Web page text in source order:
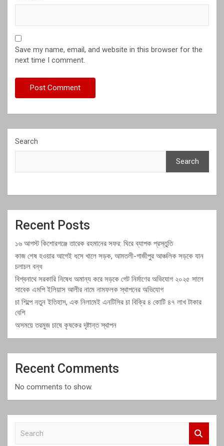
Save my name, email, and website in this browser for the
next time I comment.
Search
Search
Recent Posts
১৬ আগস্ট কিশোরগঞ্জে তারেক রহমানের সফর: ঘিরে ব্যাপক প্রস্তুতি
কাজ শেষ হওয়ার আগেই ধসে খালে সড়ক, আমতলী-গাজীপুর আঞ্চলিক সড়কে যান
চলাচল বন্ধ
বিশ্বনাথে সরকারি নিষেধ অমান্য করে সড়কে গেট নির্মাণের অভিযোগ ২০২৫ সালে
সাবেক এমপি ইলিয়াস আলীর নামে নামফলক স্থাপনের অভিযোগ
চা শিল্পে নতুন ইতিহাস, এক নিলামেই এনটিসির চা বিক্রি ৪ কোটি ৪৭ লাখ টাকার
বেশি
অসময়ে তরমুজ চাষে কৃষকের দৃষ্টান্ত স্থাপন
Recent Comments
No comments to show.